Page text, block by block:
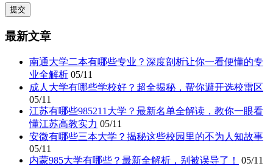
最新文章
南通大学二本有哪些专业？深度剖析让你一看便懂的专
业全解析 05/11
成人大学有哪些学校好？超全揭秘，帮你避开选校雷区
05/11
江苏有哪些985211大学？最新名单全解读，教你一眼看
懂江苏高教实力 05/11
安微有哪些三本大学？揭秘这些校园里的不为人知故事
05/11
内蒙985大学有哪些？最新全解析，别被误导了！
05/11